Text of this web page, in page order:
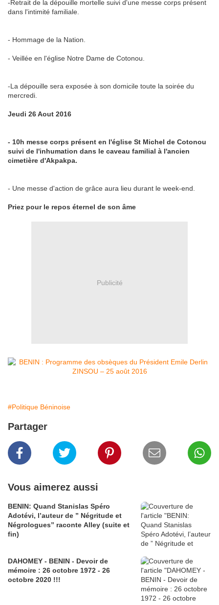
-Retrait de la dépouille mortelle suivi d'une messe corps présent
dans l'intimité familiale.
- Hommage de la Nation.
- Veillée en l'église Notre Dame de Cotonou.
-La dépouille sera exposée à son domicile toute la soirée du
mercredi.
Jeudi 26 Aout 2016
- 10h messe corps présent en l'église St Michel de Cotonou
suivi de l'inhumation dans le caveau familial à l'ancien
cimetière d'Akpakpa.
- Une messe d'action de grâce aura lieu durant le week-end.
Priez pour le repos éternel de son âme
Publicité
#Politique Béninoise
Partager
Vous aimerez aussi
BENIN: Quand Stanislas Spéro
Adotévi, l’auteur de ” Négritude et
Négrologues” raconte Alley (suite et
fin)
DAHOMEY - BENIN - Devoir de
mémoire : 26 octobre 1972 - 26
octobre 2020 !!!